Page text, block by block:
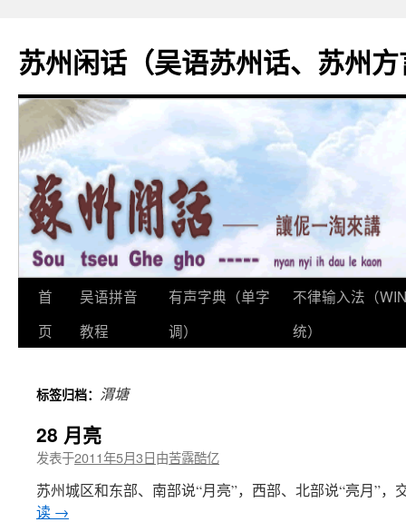
苏州闲话（吴语苏州话、苏州
跳
至
文
首
页
吴语拼音
教程
有声字典（单字
调）
不律输入法（
统）
标签归档： 渭塘
28 月亮
发表于2011年5月3日由苦露酷亿
苏州城区和东部、南部说“月亮”，西部、北部说“亮月”
读 →